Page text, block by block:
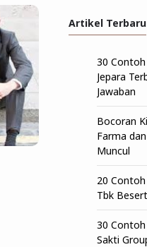
Artikel Terbaru
30
Jepara
Jawaban
Bocoran
Farma
Muncul
20
Tbk
30
Sakti